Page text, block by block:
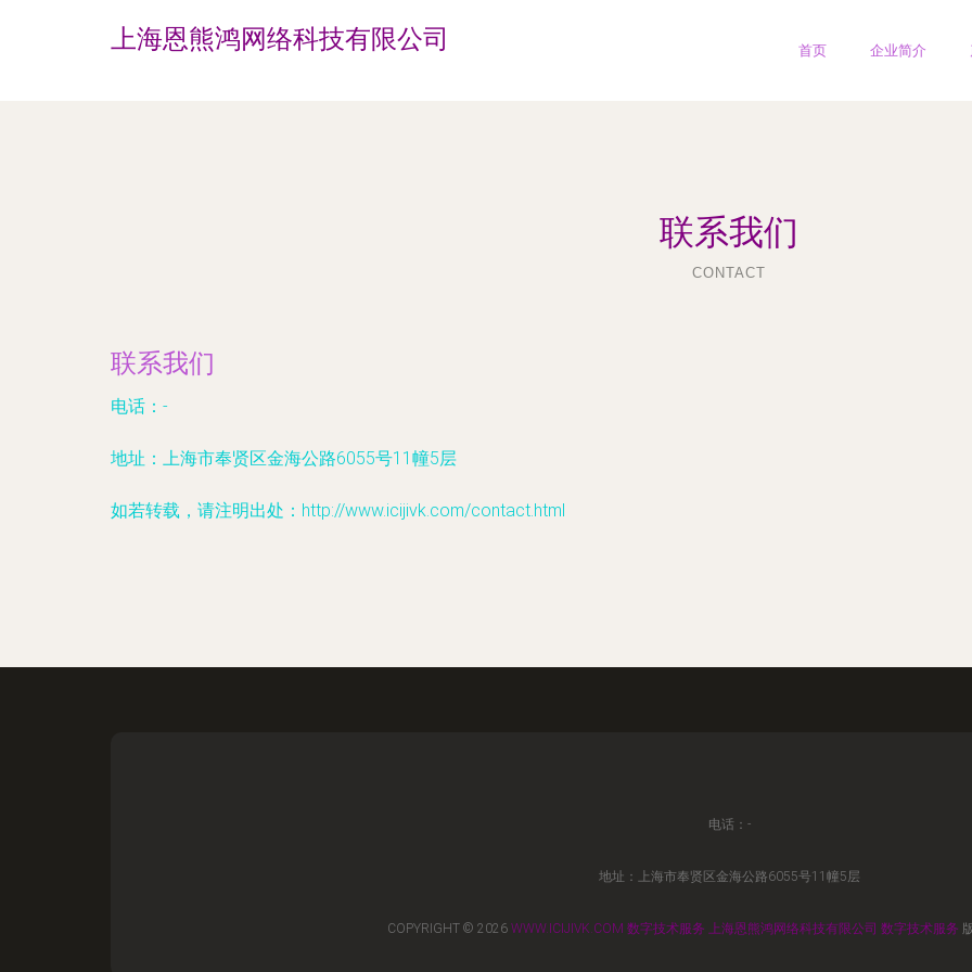
上海恩熊鸿网络科技有限公司 首页 企业简介
联系我们
CONTACT
联系我们
电话：-
地址：上海市奉贤区金海公路6055号11幢5层
如若转载，请注明出处：http://www.icijivk.com/contact.html
电话：-
地址：上海市奉贤区金海公路6055号11幢5层
COPYRIGHT © 2026 WWW.ICIJIVK.COM 数字技术服务 上海恩熊鸿网络科技有限公司 数字技术服务